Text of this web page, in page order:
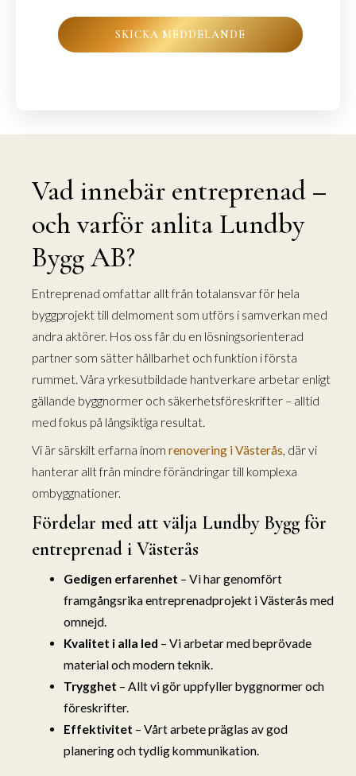
Vad innebär entreprenad –
och varför anlita Lundby
Bygg AB?
Entreprenad omfattar allt från totalansvar för hela
byggprojekt till delmoment som utförs i samverkan med
andra aktörer. Hos oss får du en lösningsorienterad
partner som sätter hållbarhet och funktion i första
rummet. Våra yrkesutbildade hantverkare arbetar enligt
gällande byggnormer och säkerhetsföreskrifter – alltid
med fokus på långsiktiga resultat.
Vi är särskilt erfarna inom renovering i Västerås, där vi
hanterar allt från mindre förändringar till komplexa
ombyggnationer.
Fördelar med att välja Lundby Bygg för
entreprenad i Västerås
Gedigen erfarenhet – Vi har genomfört
framgångsrika entreprenadprojekt i Västerås med
omnejd.
Kvalitet i alla led – Vi arbetar med beprövade
material och modern teknik.
Trygghet – Allt vi gör uppfyller byggnormer och
föreskrifter.
Effektivitet – Vårt arbete präglas av god
planering och tydlig kommunikation.